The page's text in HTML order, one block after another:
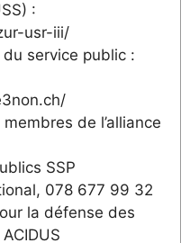
:
usr-iii/
service public :
de l’alliance
SSP
078 677 99 32
la défense des